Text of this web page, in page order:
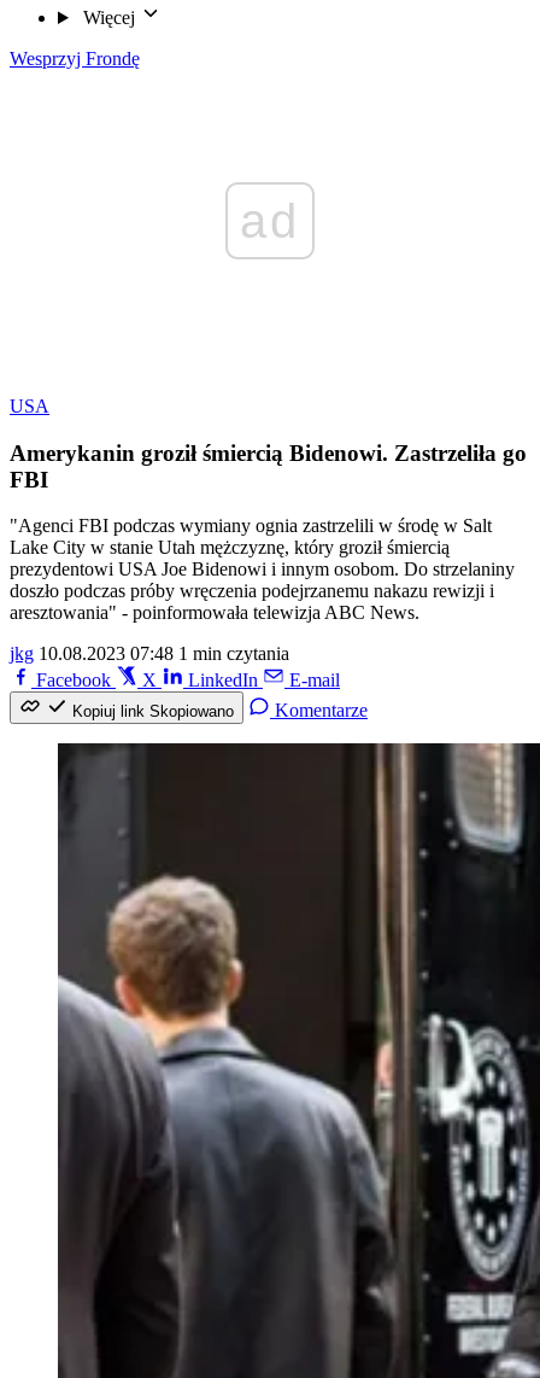
Więcej
Wesprzyj Frondę
ad
USA
Amerykanin groził śmiercią Bidenowi. Zastrzeliła go
FBI
"Agenci FBI podczas wymiany ognia zastrzelili w środę w Salt
Lake City w stanie Utah mężczyznę, który groził śmiercią
prezydentowi USA Joe Bidenowi i innym osobom. Do strzelaniny
doszło podczas próby wręczenia podejrzanemu nakazu rewizji i
aresztowania" - poinformowała telewizja ABC News.
jkg 10.08.2023 07:48 1 min czytania
Facebook
X LinkedIn E-mail
Kopiuj link Skopiowano Komentarze